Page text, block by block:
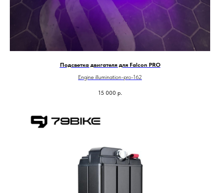
Подсветка двигателя для Falcon PRO
Engine illumination-pro-162
15 000 р.